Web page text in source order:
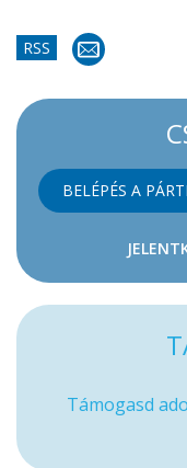
RSS
BELÉPÉS A
Támogasd